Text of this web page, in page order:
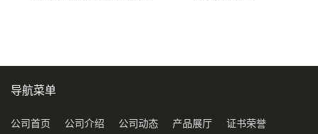
导航菜单
公司首页 公司介绍 公司动态 产品展厅 证书荣誉